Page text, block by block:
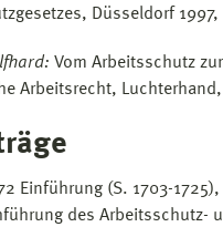
Düsseldorf 1997,
Vom Arbeitsschutz
Arbeitsrecht,
Einführung (S. 1703-
des Arbeitsschutz-